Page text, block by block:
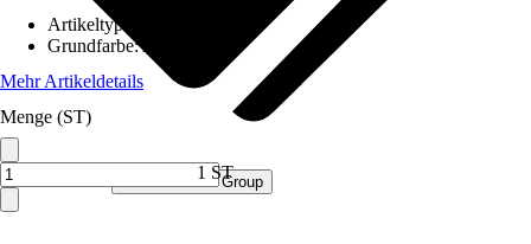
Verkauf durch: Procommerce Group
Artikeltyp
Grundfarbe:Anthrazit
Mehr Artikeldetails
Menge (ST)
1 ST